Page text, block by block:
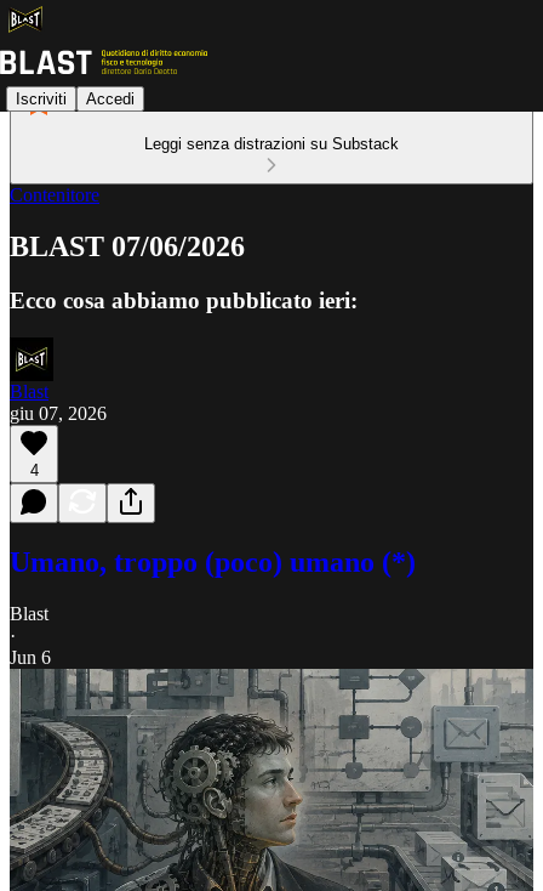
Iscriviti Accedi
Leggi senza distrazioni su Substack
Contenitore
BLAST 07/06/2026
Ecco cosa abbiamo pubblicato ieri:
Blast
giu 07, 2026
4
Umano, troppo (poco) umano (*)
Blast
·
Jun 6